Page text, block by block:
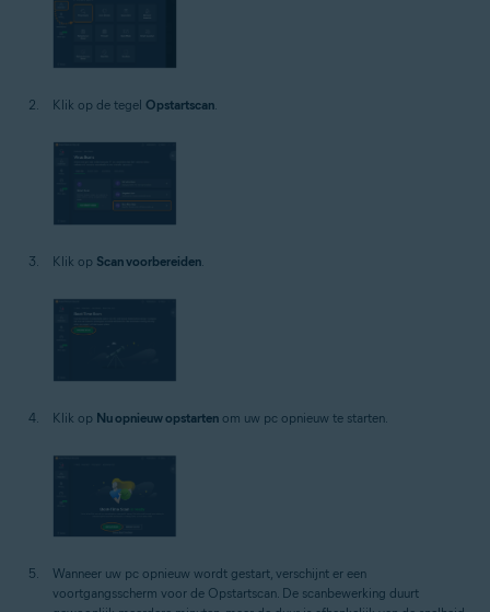
Klik op de tegel Opstartscan.
Klik op Scan voorbereiden
Klik op Nu opnieuw opstarten om uw pc opnieuw te starten.
Wanneer uw pc opnieuw wordt gestart, verschijnt er een
voortgangsscherm voor de Opstartscan. De scanbewerking duurt